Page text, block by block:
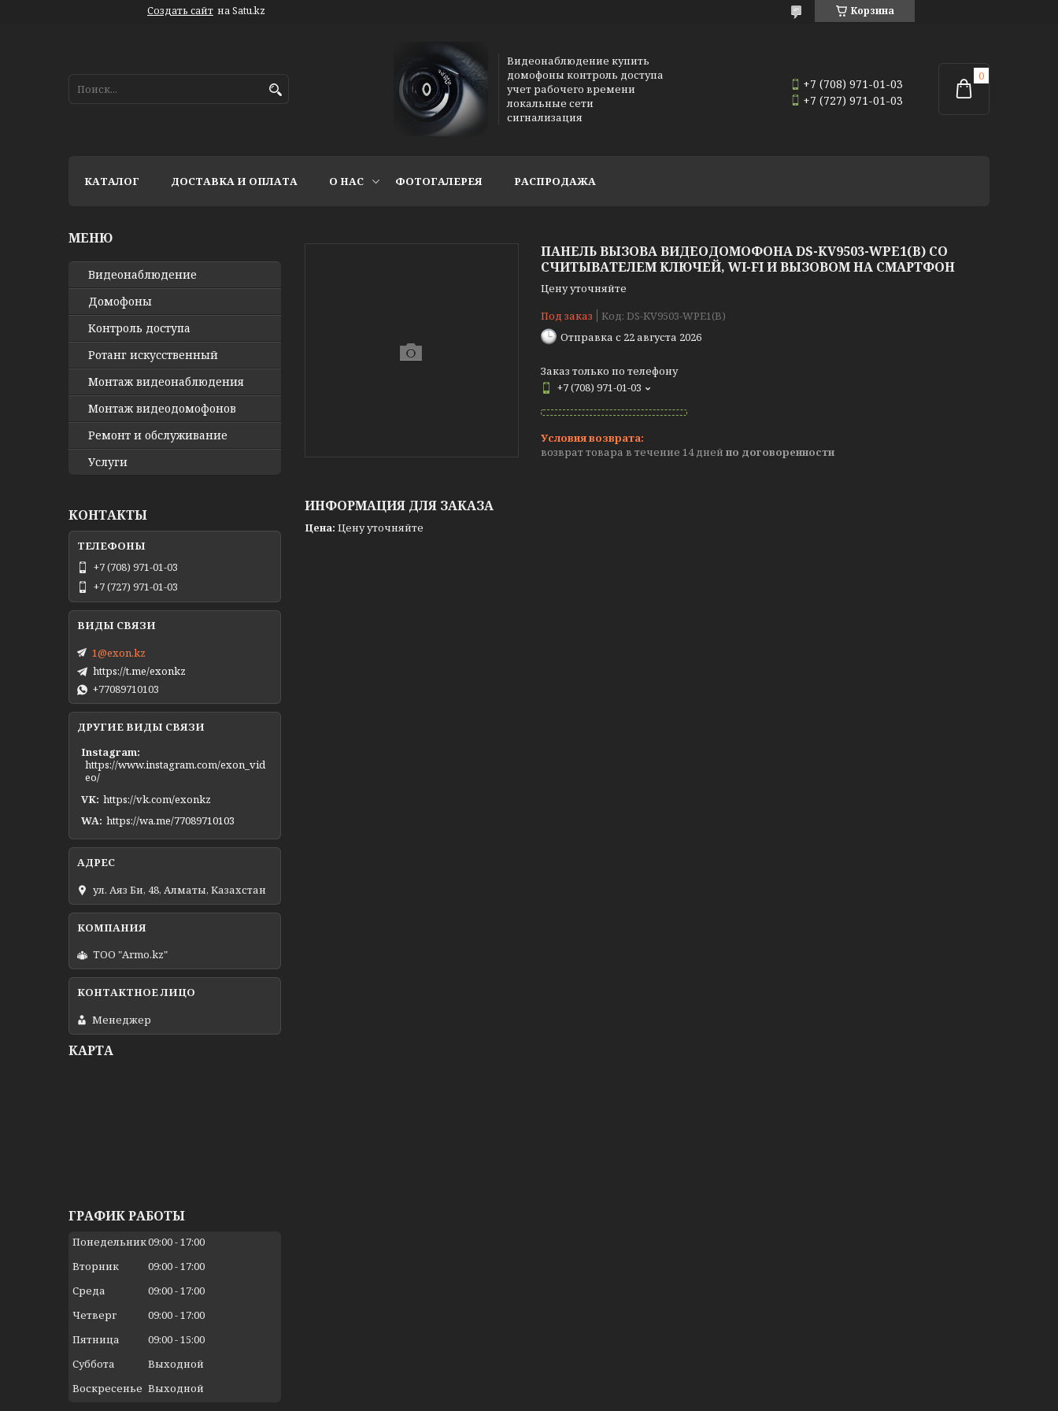
Создать сайт на Satu.kz Корзина
Видеонаблюдение купить
домофоны контроль доступа
учет рабочего времени
локальные сети
сигнализация
+7 (708) 971-01-03
+7 (727) 971-01-03
КАТАЛОГ ДОСТАВКА И ОПЛАТА О НАС ФОТОГАЛЕРЕЯ РАСПРОДАЖА
ПАНЕЛЬ ВЫЗОВА ВИДЕОДОМОФОНА DS-KV9503-WPE1(B) СО
СЧИТЫВАТЕЛЕМ КЛЮЧЕЙ, WI-FI И ВЫЗОВОМ НА СМАРТФОН
Цену уточняйте
Под заказ
Код: DS-KV9503-WPE1(B)
Отправка с 22 августа 2026
Заказ только по телефону
+7 (708) 971-01-03
возврат товара в течение 14 дней по договоренности
ИНФОРМАЦИЯ ДЛЯ ЗАКАЗА
Цена: Цену уточняйте
Видео­наблюдение
Домофоны
Контроль доступа
Ротанг искусственный
Монтаж видеонаблюдения
Монтаж видеодомофонов
Ремонт и обслуживание
Услуги
КОНТАКТЫ
+7 (708) 971-01-03
+7 (727) 971-01-03
1@exon.kz
https://t.me/exonkz
+77089710103
ДРУГИЕ ВИДЫ СВЯЗИ
Instagram
https://www.instagram.com/exon_vid
eo/
VK https://vk.com/exonkz
WA https://wa.me/77089710103
ул. Аяз Би, 48, Алматы, Казахстан
ТОО "Armo.kz"
Менеджер
КАРТА
ГРАФИК РАБОТЫ
Понедельник09:00 17:00
Вторник
09:00 17:00
Среда
09:00 17:00
Четверг
09:00 17:00
Пятница
09:00 15:00
Суббота
Выходной
Воскресенье Выходной